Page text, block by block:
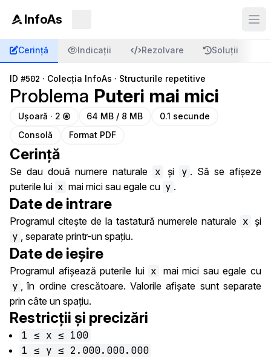
InfoAs
Cerință Indicații Rezolvare Soluții
ID #502 · Colecția InfoAs · Structurile repetitive
Problema Puteri mai mici
Ușoară · 2 64 MB / 8 MB
0.1 secunde
Consolă
Format PDF
Cerință
Se dau două numere naturale x și y . Să se afișeze
puterile lui x mai mici sau egale cu y .
Date de intrare
Programul citește de la tastatură numerele naturale x și
y , separate printr-un spațiu.
Date de ieșire
Programul afișează puterile lui x mai mici sau egale cu
y , în ordine crescătoare. Valorile afișate sunt separate
prin câte un spațiu.
Restricții și precizări
1 ≤ x ≤ 100
1 ≤ y ≤ 2.000.000.000